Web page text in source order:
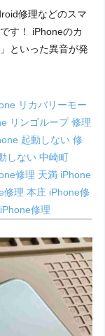
修理などのスマ
す！ iPhoneのカ
といった異音が発
リカバリーモー
リンゴループ 修理
起動しない 修
しない中崎町
修理 天満 iPhone
修理本庄 iPhone修
修理